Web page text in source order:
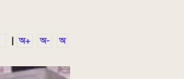
| অ+ অ- অ